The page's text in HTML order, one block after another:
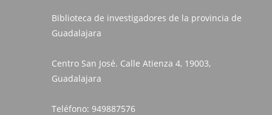
Biblioteca de investigadores de la provincia de
Guadalajara
Centro San José. Calle Atienza 4, 19003,
Guadalajara
Teléfono: 949887576